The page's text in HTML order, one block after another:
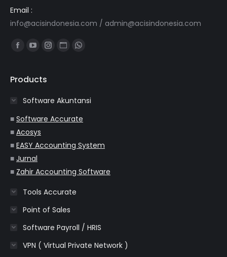
Email :
info@acisindonesia.com / admin@acisindonesia.com
Find us on:
Facebook
opens
new
window
YouTube
opens
new
window
Instagram
new
window
Website
new
window
Whatsapp
new
window
Products
Software Akuntansi
■ Software Accurate
■ Acosys
■ EASY Accounting System
■ Jurnal
■ Zahir Accounting Software
Tools Accurate
Point of Sales
Software Payroll / HRIS
VPN ( Virtual Private Network )